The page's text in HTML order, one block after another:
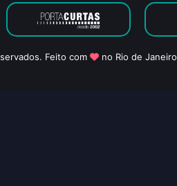
Feito com no Rio de Janeiro